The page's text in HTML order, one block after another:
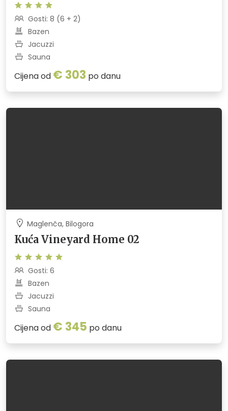
Gosti: 8 (6 + 2)
Bazen
Jacuzzi
Sauna
Cijena od € 303 po danu
Maglenča, Bilogora
Kuća Vineyard Home 02
Gosti: 6
Bazen
Jacuzzi
Sauna
Cijena od € 345 po danu